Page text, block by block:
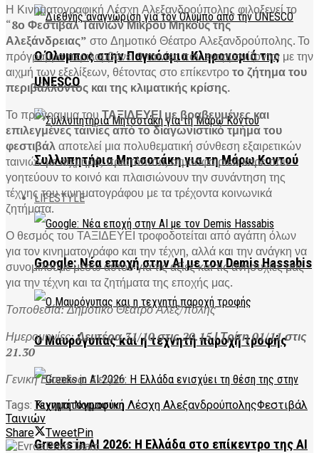
Ο Όλυμπος στην Παγκόσμια Κληρονομιά της
UNESCO
Συλλυπητήρια Μητσοτάκη για τη Μάρω Κοντού
LIFESTYLE
Google: Νέα εποχή στην AI με τον Demis Hassabis
Ο Μαυρόγυπας και η τεχνητή παροχή τροφής
Greeks in AI 2026: Η Ελλάδα στο επίκεντρο της AI
Η Κινηματογραφική Λέσχη Αλεξανδρούπολης φιλοξενεί το
“8ο Φεστιβάλ Ταινιών Μικρού Μήκους της
Αλεξάνδρειας” στο Δημοτικό Θέατρο Αλεξανδρούπολης. Το
πρόγραμμα περιλαμβάνει 9 ταινίες που εναρμονίζονται με την
αιχμή των εξελίξεων, θέτοντας στο επίκεντροτο ζήτημα του
περιβάλλοντος και της κλιματικής κρίσης.
Το πρόγραμμα τουΤΑΞΙΔΕΥΕΙ με βραβευμένες και
επιλεγμένες ταινίες από το διαγωνιστικό τμήμα του
φεστιβάλαποτελεί μια πολυθεματική σύνθεση εξαιρετικών
ταινιών με αιχμηρά, πρωτότυπα, ατμοσφαιρικά καρέ που
γοητεύουν το κοινό και πλαισιώνουν την συνάντηση της
τέχνης του κινηματογράφου με τα τρέχοντα κοινωνικά
ζητήματα.
Ο θεσμός του ΤΑΞΙΔΕΥΕΙ τροφοδοτείται από αγάπη όλων
για τον κινηματογράφο και την τέχνη, αλλά και την ανάγκη να
συνομιλούμε μέσω αυτού για τις αξίες και τις ανησυχίες μας
για την τέχνη και τα ζητήματα της εποχής μας.
Τοποθεσία: Δημοτικό Θέατρο Αλεξ/πολης
Ημερομηνίες:Δευτέρα 31/10 στις 20.15 Ι Τρίτη 01/11 στις
21.30
Γενική Είσοδος: 3 ευρώ
Tags: Κινηματογραφική Λέσχη ΑλεξανδρούποληςΦεστιβάλ
Ταινιών
Share
TweetPin